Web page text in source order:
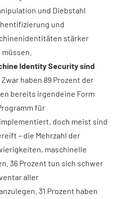
und Diebstahl
und
stärker
Identity Security sind
Zwar haben 89 Prozent der
bereits irgendeine Form
für
doch meist sind
– die Mehrzahl der
maschinelle
36 Prozent tun sich schwer
aller
31 Prozent haben